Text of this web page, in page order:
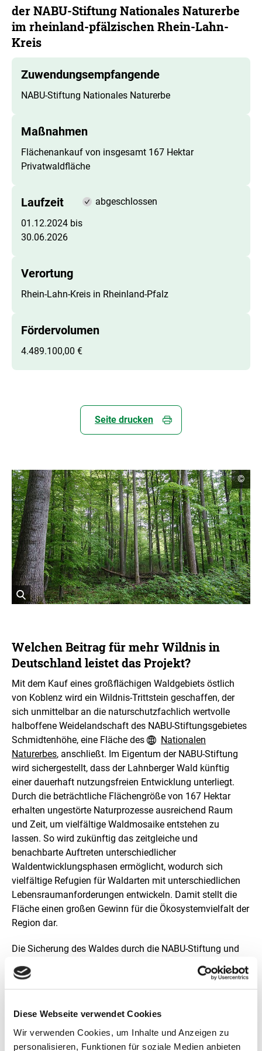
Diese Webseite verwendet Cookies
Wir verwenden Cookies, um Inhalte und Anzeigen zu
personalisieren, Funktionen für soziale Medien anbieten
der NABU-Stiftung Nationales Naturerbe
im rheinland-pfälzischen Rhein-Lahn-
Kreis
Zuwendungsempfangende
NABU-Stiftung Nationales Naturerbe
Maßnahmen
Flächenankauf von insgesamt 167 Hektar
Privatwaldfläche
Laufzeit
abgeschlossen
01.12.2024 bis
30.06.2026
Verortung
Rhein-Lahn-Kreis in Rheinland-Pfalz
Fördervolumen
4.489.100,00 €
Seite drucken
n
e
t
i
l
d
i
n
e
i
n
r
v
e
r
g
r
ö
ß
e
r
t
e
n
a
r
s
t
e
n
g
C
o
p
y
r
i
g
h
t
I
n
f
o
r
e
n
©
Welchen Beitrag für mehr Wildnis in
Deutschland leistet das Projekt?
Mit dem Kauf eines großflächigen Waldgebiets östlich
von Koblenz wird ein Wildnis-Trittstein geschaffen, der
sich unmittelbar an die naturschutzfachlich wertvolle
halboffene Weidelandschaft des NABU-Stiftungsgebietes
Schmidtenhöhe, eine Fläche des
Nationalen
Naturerbes, anschließt. Im Eigentum der NABU-Stiftung
wird sichergestellt, dass der Lahnberger Wald künftig
einer dauerhaft nutzungsfreien Entwicklung unterliegt.
Durch die beträchtliche Flächengröße von 167 Hektar
erhalten ungestörte Naturprozesse ausreichend Raum
und Zeit, um vielfältige Waldmosaike entstehen zu
lassen. So wird zukünftig das zeitgleiche und
benachbarte Auftreten unterschiedlicher
Waldentwicklungsphasen ermöglicht, wodurch sich
vielfältige Refugien für Waldarten mit unterschiedlichen
Lebensraumanforderungen entwickeln. Damit stellt die
Fläche einen großen Gewinn für die Ökosystemvielfalt der
Region dar.
Die Sicherung des Waldes durch die NABU-Stiftung und
die damit mögliche konsequente Einstellung der
Forstwirtschaft wird außerdem zur langfristigen
Kohlenstoffspeicherung und -anreicherung in der
Trittsteins Lahnberger Wald trägt damit unmittelbar zum
Natürlichen Klimaschutz bei.